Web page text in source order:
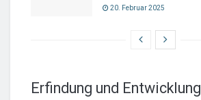
20. Februar 2025
Erfindung und Entwicklung